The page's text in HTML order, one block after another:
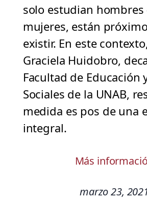
solo estudian hombres
mujeres, están
existir. En este
Graciela Huidobro,
Facultad de Educación
Sociales de la UNAB,
medida es pos de una
integral.
Más
marzo 23,